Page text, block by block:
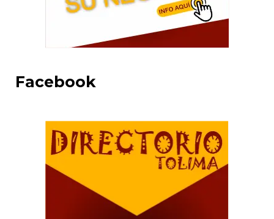
Facebook